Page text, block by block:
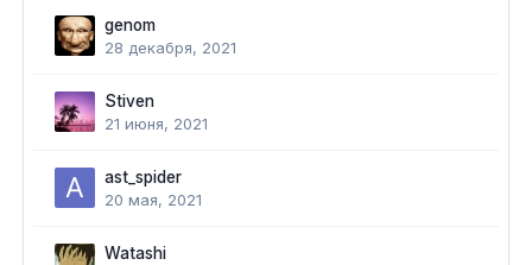
genom
28 декабря, 2021
Stiven
21 июня, 2021
ast_spider
20 мая, 2021
Watashi